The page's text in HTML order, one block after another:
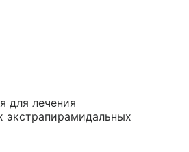
для лечения
экстрапирамидальных